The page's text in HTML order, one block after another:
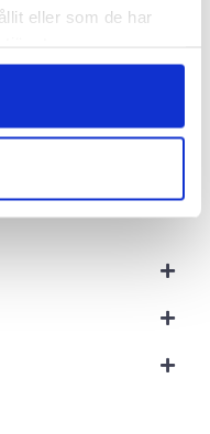
eller som de har
Logga in för att se pris